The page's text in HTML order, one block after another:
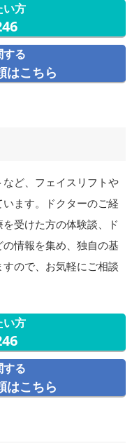
い方
する
はこちら
ど、フェイスリフトや
ます。ドクターのご経
受けた方の体験談、ド
情報を集め、独自の基
ので、お気軽にご相談
い方
する
はこちら